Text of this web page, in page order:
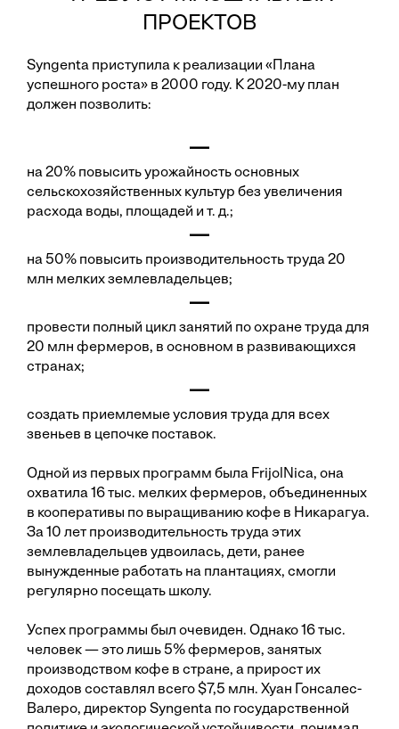
ПРОЕКТОВ
Syngenta приступила к реализации «Плана
успешного роста» в 2000 году. К 2020-му план
должен позволить:
—
на 20% повысить урожайность основных
сельскохозяйственных культур без увеличения
расхода воды, площадей и т. д.;
—
на 50% повысить производительность труда 20
млн мелких землевладельцев;
—
провести полный цикл занятий по охране труда для
20 млн фермеров, в основном в развивающихся
странах;
—
создать приемлемые условия труда для всех
звеньев в цепочке поставок.
Одной из первых программ была FrijolNica, она
охватила 16 тыс. мелких фермеров, объединенных
в кооперативы по выращиванию кофе в Никарагуа.
За 10 лет производительность труда этих
землевладельцев удвоилась, дети, ранее
вынужденные работать на плантациях, смогли
регулярно посещать школу.
Успех программы был очевиден. Однако 16 тыс.
человек — это лишь 5% фермеров, занятых
производством кофе в стране, а прирост их
доходов составлял всего $7,5 млн. Хуан Гонсалес-
Валеро, директор Syngenta по государственной